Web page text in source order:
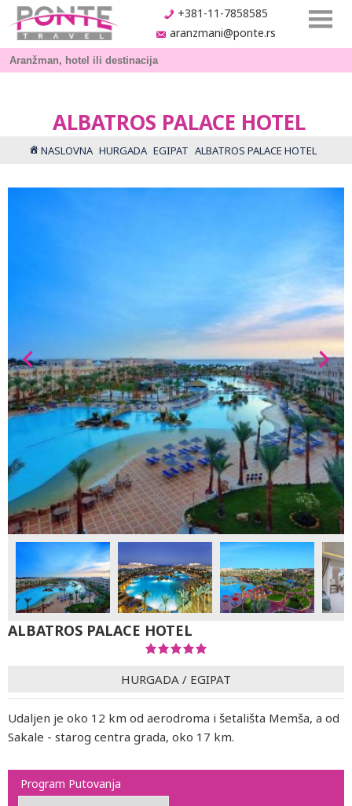
+381-11-7858585
aranzmani@ponte.rs
ALBATROS PALACE HOTEL
NASLOVNA HURGADA EGIPAT ALBATROS PALACE HOTEL
ALBATROS PALACE HOTEL
HURGADA / EGIPAT
Udaljen je oko 12 km od aerodroma i šetališta Memša, a od
Sakale - starog centra grada, oko 17 km.
Program Putovanja